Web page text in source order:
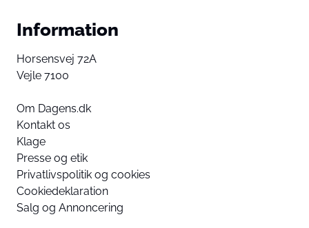
Information
Horsensvej 72A
Vejle 7100
Om Dagens.dk
Kontakt os
Klage
Presse og etik
Privatlivspolitik og cookies
Cookiedeklaration
Salg og Annoncering